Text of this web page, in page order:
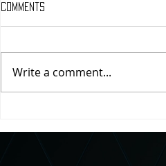
para celebrar la temporada
Comments
Write a comment...